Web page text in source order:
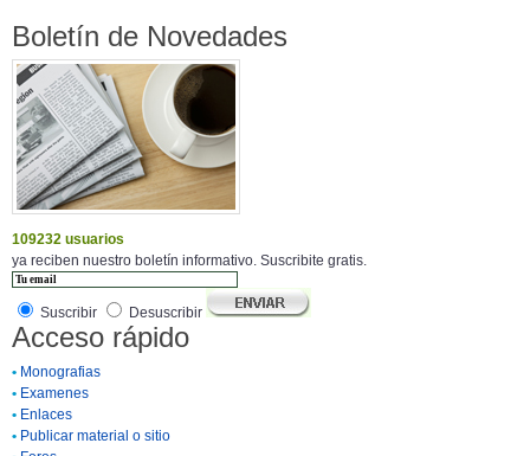
Boletín de Novedades
109232 usuarios
ya reciben nuestro boletín informativo. Suscribite gratis.
Suscribir Desuscribir
Acceso rápido
• Monografias
• Examenes
• Enlaces
• Publicar material o sitio